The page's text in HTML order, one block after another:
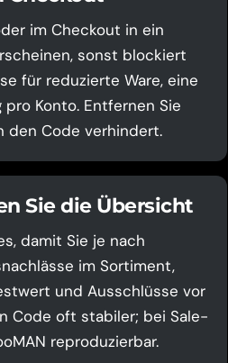
im Checkout in ein
sonst blockiert
für reduzierte Ware, eine
Konto. Entfernen Sie
den Code verhindert.
Sie die Übersicht
damit Sie je nach
im Sortiment,
und Ausschlüsse vor
Code oft stabiler; bei Sale-
reproduzierbar.